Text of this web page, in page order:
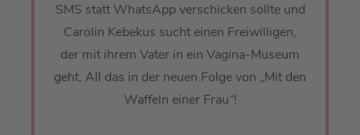
SMS statt WhatsApp verschicken sollte und
Carolin Kebekus sucht einen Freiwilligen,
der mit ihrem Vater in ein Vagina-Museum
geht. All das in der neuen Folge von „Mit den
Waffeln einer Frau“!